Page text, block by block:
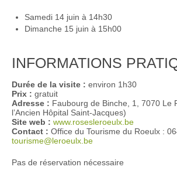
Samedi 14 juin à 14h30
Dimanche 15 juin à 15h00
INFORMATIONS
Durée de la visite : environ 1h30
Prix : gratuit
Adresse : Faubourg de Binche, 1, 7070 Le
l’Ancien Hôpital Saint-Jacques)
Site web : www.rosesleroeulx.be
Contact : Office du Tourisme du Roeulx :
tourisme@leroeulx.be
Pas de réservation nécessaire